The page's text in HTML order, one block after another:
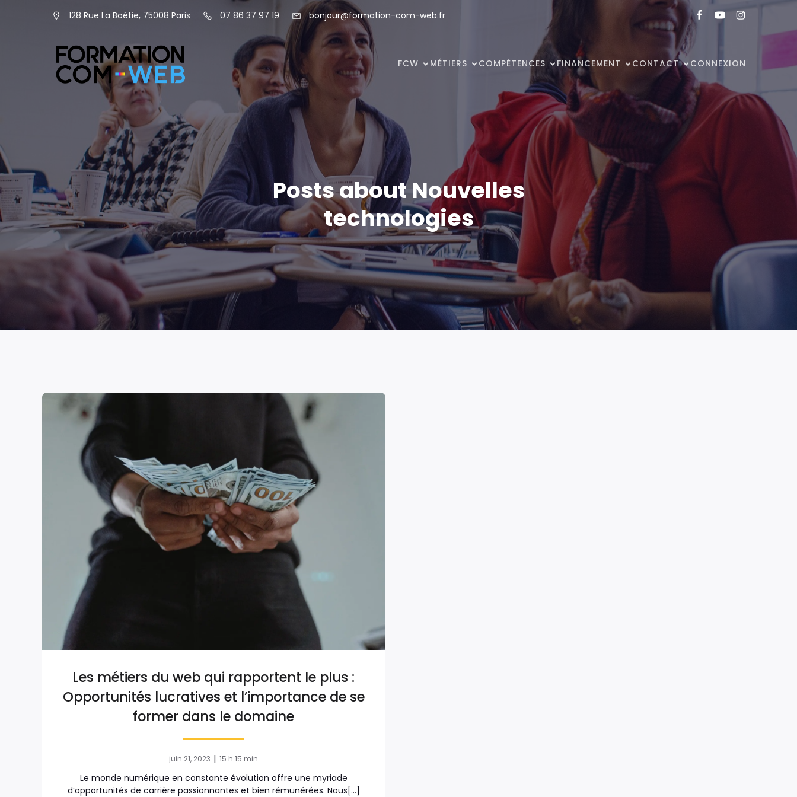
128 Rue La Boétie, 75008 Paris 07 86 37 97 19 bonjour@formation-com-web.fr
FCW MÉTIERS COMPÉTENCES FINANCEMENT CONTACT CONNEXION
Posts about Nouvelles
technologies
Les métiers du web qui rapportent le plus :
Opportunités lucratives et l’importance de se
former dans le domaine
juin 21, 2023 | 15 h 15 min
Le monde numérique en constante évolution offre une myriade
d’opportunités de carrière passionnantes et bien rémunérées. Nous[…]